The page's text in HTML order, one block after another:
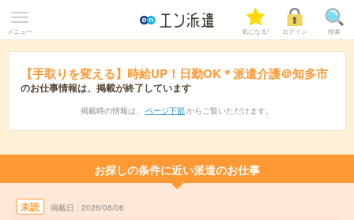
メニュー 気になる! ログイン 検索
【手取りを変える】時給UP！日勤OK＊派遣介護＠知多市
のお仕事情報は、掲載が終了しています
掲載時の情報は、 ページ下部 からご覧いただけます。
お探しの条件に近い派遣のお仕事
未読 掲載日 2026/08/06